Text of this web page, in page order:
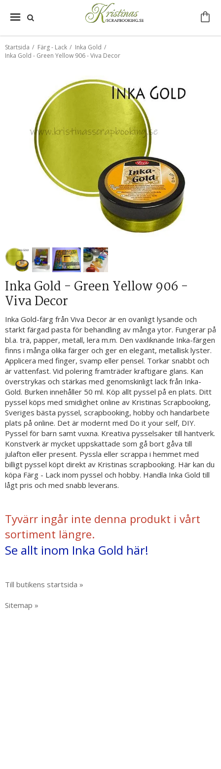
Startsida / Färg - Lack / Inka Gold /
Inka Gold - Green Yellow 906 - Viva Decor
Inka Gold - Green Yellow 906 -
Viva Decor
Inka Gold-färg från Viva Decor är en ovanligt lysande och
starkt färgad pasta för behandling av många ytor. Fungerar på
bl.a. trä, papper, metall, lera m.m. Den vaxliknande Inka-färgen
finns i många olika färger och ger en elegant, metallisk lyster.
Applicera med finger, svamp eller pensel. Torkar snabbt och
är vattenfast. Vid polering framträder kraftigare glans. Kan
överstrykas och stärkas med genomskinligt lack från Inka-
Gold. Burken innehåller 50 ml. Köp allt pyssel på en plats. Ditt
pyssel köps med smidighet online av Kristinas Scrapbooking,
Sveriges bästa pyssel, scrapbooking, hobby och handarbete
plats på online. Det är modernt med Do it your self, DIY.
Pyssel för barn samt vuxna. Kreativa pysselsaker till hantverk.
Konstverk är mycket uppskattade som gå bort gåva till
julafton eller present. Pyssla eller scrappa i hemmet med
billigt pyssel köpt direkt av Kristinas scrapbooking. Här kan du
köpa Färg - Lack inom pyssel och hobby. Handla Inka Gold till
lågt pris och med snabb leverans.
Tyvärr ingår inte denna produkt i vårt
sortiment längre.
Se allt inom Inka Gold här!
Till butikens startsida »
Sitemap »